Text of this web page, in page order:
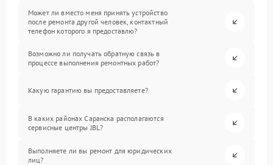
Может ли вместо меня принять устройство
после ремонта другой человек, контактный
телефон которого я предоставлю?
Возможно ли получать обратную связь в
процессе выполнения ремонтных работ?
Какую гарантию вы предоставляете?
В каких районах Саранска располагаются
сервисные центры JBL?
Выполняете ли вы ремонт для юридических
лиц?